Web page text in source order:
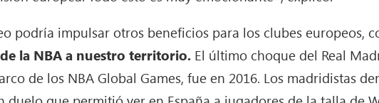
podría impulsar otros beneficios para los clubes europeos,
la NBA a nuestro territorio. El último choque del Real
de los NBA Global Games, fue en 2016. Los madridistas